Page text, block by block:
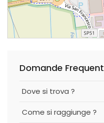
Dove si trova ?
Come si raggiunge ?